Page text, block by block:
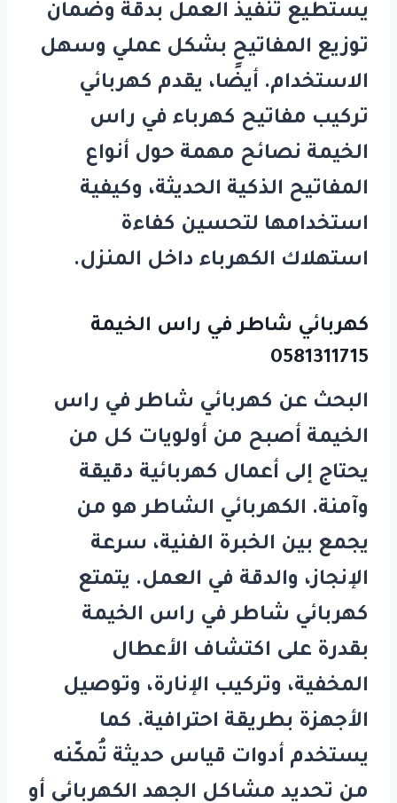
يستطيع تنفيذ العمل بدقة وضمان
توزيع المفاتيح بشكل عملي وسهل
الاستخدام. أيضًا، يقدم كهربائي
تركيب مفاتيح كهرباء في راس
الخيمة نصائح مهمة حول أنواع
المفاتيح الذكية الحديثة، وكيفية
استخدامها لتحسين كفاءة
استهلاك الكهرباء داخل المنزل.
كهربائي شاطر في راس الخيمة
0581311715
البحث عن كهربائي شاطر في راس
الخيمة أصبح من أولويات كل من
يحتاج إلى أعمال كهربائية دقيقة
وآمنة. الكهربائي الشاطر هو من
يجمع بين الخبرة الفنية، سرعة
الإنجاز، والدقة في العمل. يتمتع
كهربائي شاطر في راس الخيمة
بقدرة على اكتشاف الأعطال
المخفية، وتركيب الإنارة، وتوصيل
الأجهزة بطريقة احترافية. كما
يستخدم أدوات قياس حديثة تُمكّنه
من تحديد مشاكل الجهد الكهربائي أو